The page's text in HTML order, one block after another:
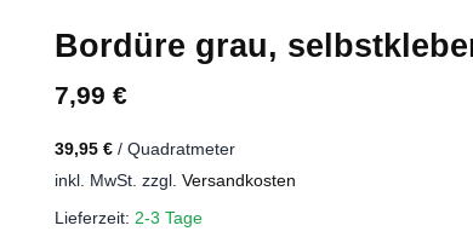
Bordüre grau,
7,99€
39,95€ /Quadratmeter
inkl. MwSt. zzgl.Versandkosten
Lieferzeit: 2-3 Tage